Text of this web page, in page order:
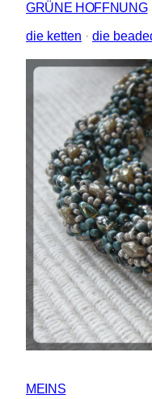
GRÜNE HOFFNUNG
die ketten · die
MEINS